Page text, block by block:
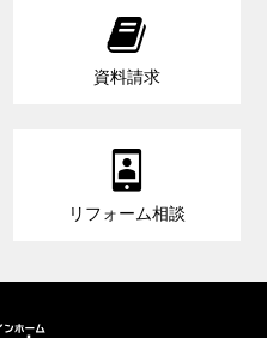

資料請求

リフォーム相談